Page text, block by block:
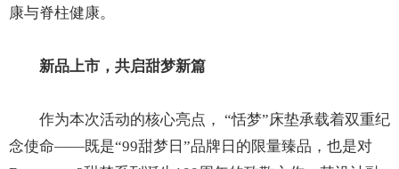
康与脊柱健康。
新品上市，共启甜梦新篇
作为本次活动的核心亮点， “恬梦”床垫承载着双重纪
念使命——既是“99甜梦日”品牌日的限量臻品，也是对